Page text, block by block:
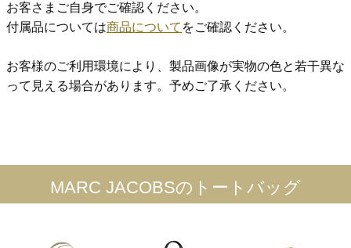
お客さまご自身でご確認ください。
付属品については商品について をご確認ください。
お客様のご利用環境により、製品画像が実物の色と若干異な
って見える場合があります。予めご了承ください。
MARC JACOBSのトートバッグ